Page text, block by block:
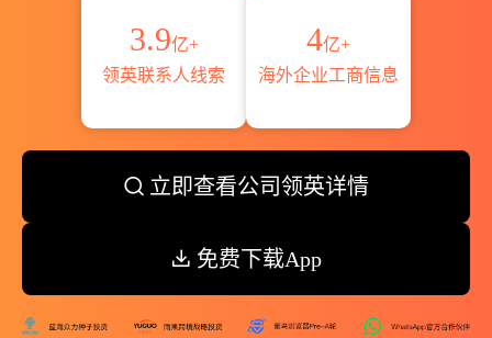
3.9亿+
领英联系人线索
4亿+
海外企业工商信息
立即查看公司领英详情
免费下载App